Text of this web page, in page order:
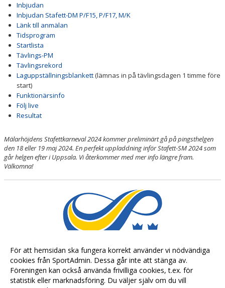
Inbjudan
Inbjudan Stafett-DM P/F15, P/F17, M/K
Länk till anmälan
Tidsprogram
Startlista
Tävlings-PM
Tävlingsrekord
Laguppställningsblankett(lämnas in på tävlingsdagen 1 timme före
start)
Funktionärsinfo
Följ live
Resultat
Mälarhöjdens Stafettkarneval 2024 kommer preliminärt gå på pingsthelgen
den 18 eller 19 maj 2024. En perfekt uppladdning inför Stafett-SM 2024 som
går helgen efter i Uppsala. Vi återkommer med mer info längre fram.
Välkomna!
För att hemsidan ska fungera korrekt använder vi nödvändiga
cookies från SportAdmin. Dessa går inte att stänga av.
Föreningen kan också använda frivilliga cookies, t.ex. för
statistik eller marknadsföring. Du väljer själv om du vill